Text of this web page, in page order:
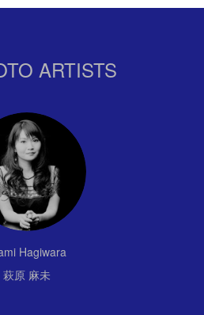
ARTISTS
Hagiwara
萩原 麻未